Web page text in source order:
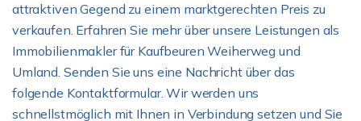
attraktiven Gegend zu einem marktgerechten Preis zu
verkaufen. Erfahren Sie mehr über unsere Leistungen als
Immobilienmakler für Kaufbeuren Weiherweg und
Umland. Senden Sie uns eine Nachricht über das
folgende Kontaktformular. Wir werden uns
schnellstmöglich mit Ihnen in Verbindung setzen und Sie